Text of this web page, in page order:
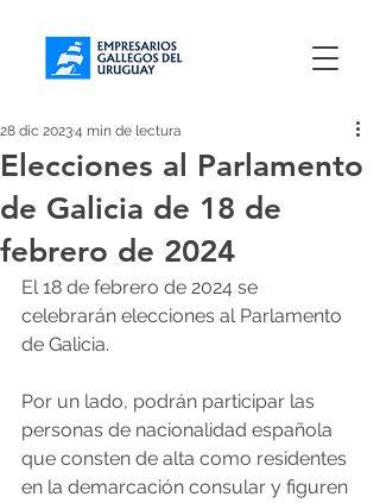
Elecciones al Parlamento
de Galicia de 18 de
febrero de 2024
28 dic 20234 min de lectura
El 18 de febrero de 2024 se
celebrarán elecciones al Parlamento
de Galicia.
Por un lado, podrán participar las
personas de nacionalidad española
que consten de alta como residentes
en la demarcación consular y figuren